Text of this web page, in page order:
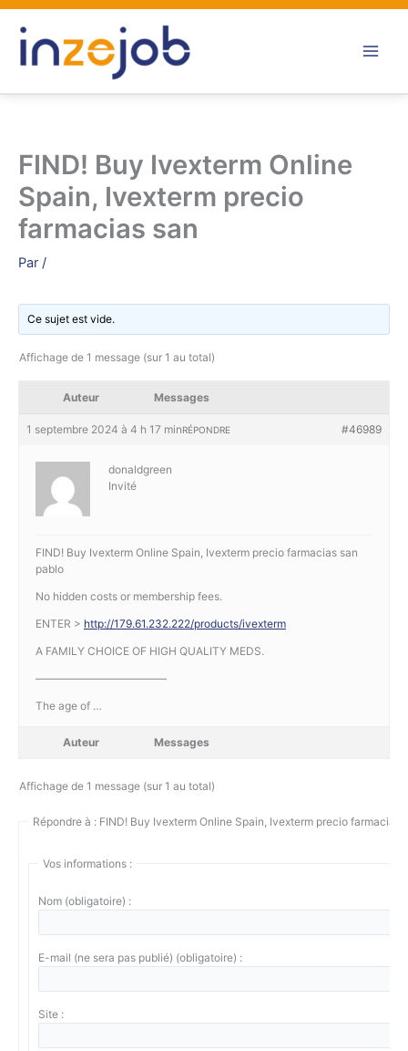
Aller
contenu
FIND! Buy Ivexterm Online
Spain, Ivexterm precio
farmacias san
Par /
Ce sujet est vide.
Affichage de 1 message (sur 1 au total)
Auteur Messages
1 septembre 2024 à 4 h 17 min #46989
RÉPONDRE
donaldgreen
Invité
FIND! Buy Ivexterm Online Spain, Ivexterm precio farmacias san
pablo
No hidden costs or membership fees.
ENTER > http://179.61.232.222/products/ivexterm
A FAMILY CHOICE OF HIGH QUALITY MEDS.
————————————
The age of …
Auteur Messages
Affichage de 1 message (sur 1 au total)
Répondre à : FIND! Buy Ivexterm Online Spain, Ivexterm precio farmacias
Vos informations :
Nom (obligatoire) :
E-mail (ne sera pas publié) (obligatoire) :
Site :